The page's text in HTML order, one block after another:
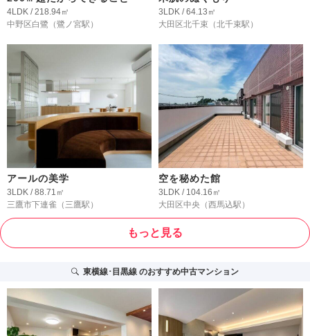
4LDK / 218.94㎡
中野区白鷺 （鷺ノ宮駅）
3LDK / 64.13㎡
大田区北千束 （北千束駅）
アールの美学
3LDK / 88.71㎡
三鷹市下連雀 （三鷹駅）
空を秘めた館
3LDK / 104.16㎡
大田区中央 （西馬込駅）
もっと見る
東横線･目黒線のおすすめ中古マンション